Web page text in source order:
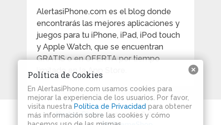
AlertasiPhone.com es el blog donde
encontrarás las mejores aplicaciones y
juegos para tu iPhone, iPad, iPod touch
y Apple Watch, que se encuentran
GRATIS o en OFERTA por tiempo
limitado en la App Store.
Alertas iPhoneCopyright © 2026.
Política de Cookies
En AlertasiPhone.com usamos cookies para
mejorar la experiencia de los usuarios. Por favor,
visita nuestra Política de Privacidad para obtener
más información sobre las cookies y cómo